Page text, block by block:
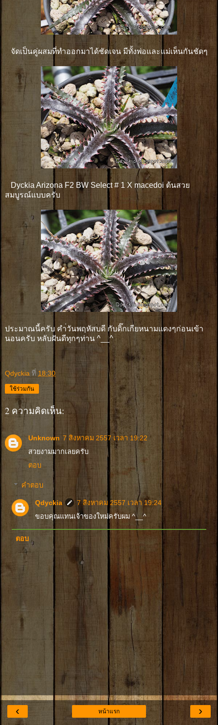
จัดเป็นคู่ผสมที่ทำออกมาได้ชัดเจน มีทั้งพ่อและแม่เห็นกันชัดๆ
Dyckia Arizona F2 BW Select # 1 X macedoi ต้นสวย
สมบูรณ์แบบครับ
ประมาณนี้ครับ คำ่วันพฤหัสบดี กับดิ๊กเกียหนามแดงๆก่อนเข้า
นอนครับ หลับฝันดีทุกๆท่าน ^__^
Qdyckia ที่ 18:30
ใช้ร่วมกัน
2 ความคิดเห็น:
Unknown 7 สิงหาคม 2557 เวลา 19:22
สวยงามมากเลยครับ
ตอบ
คำตอบ
Qdyckia
7 สิงหาคม 2557 เวลา 19:24
ขอบคุณแทนเจ้าของใหม่ครับผม ^__^
ตอบ
‹ ›
หน้าแรก